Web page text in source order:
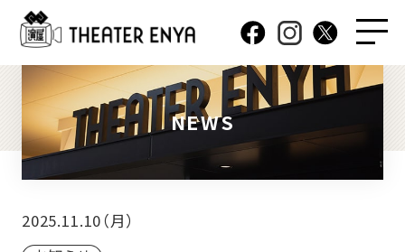
NEWS
2025.11.10（月）